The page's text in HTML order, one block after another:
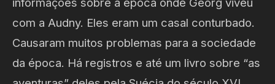
com a Audny. Eles eram um casal conturbado.
Causaram muitos problemas para a sociedade
da época. Há registros e até um livro sobre “as